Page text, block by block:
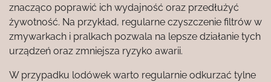
znacząco poprawić ich wydajność oraz przedłużyć
żywotność. Na przykład, regularne czyszczenie filtrów w
zmywarkach i pralkach pozwala na lepsze działanie tych
urządzeń oraz zmniejsza ryzyko awarii.
W przypadku lodówek warto regularnie odkurzać tylne